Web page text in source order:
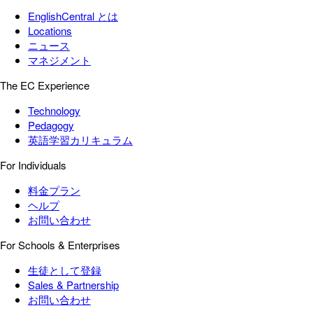
EnglishCentral とは
Locations
ニュース
マネジメント
The EC Experience
Technology
Pedagogy
英語学習カリキュラム
For Individuals
料金プラン
ヘルプ
お問い合わせ
For Schools & Enterprises
生徒として登録
Sales & Partnership
お問い合わせ